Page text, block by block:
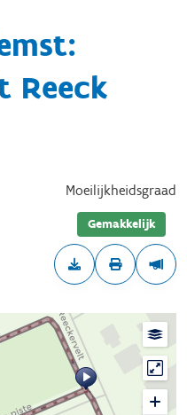
Reeck
Moeilijkheidsgraad
Gemakkelijk